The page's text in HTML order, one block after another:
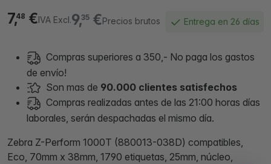
9,35€Precios brutos
7,48 €IVA Excl. Entrega en 26 días
Compras superiores a 350,- No paga los gastos
de envío!
Son mas de 90.000 clientes satisfechos
Compras realizadas antes de las 21:00 horas días
laborales, serán despachadas el mismo día.
Zebra Z-Perform 1000T (880013-038D) compatibles,
Eco, 70mm x 38mm, 1790 etiquetas, 25mm, núcleo,